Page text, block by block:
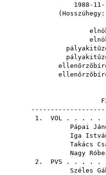
1988-11-
1. VOL . . . . . .
Pápai
Iga
Takács
Nagy
2. PVS . . . . . .
Széles